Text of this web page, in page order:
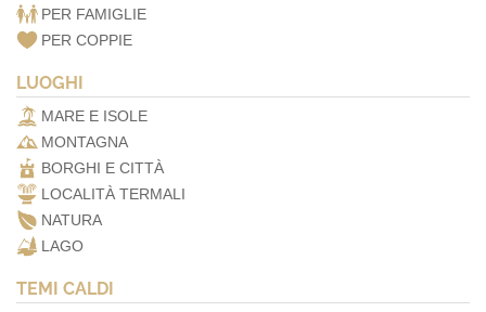
PER FAMIGLIE
PER COPPIE
LUOGHI
MARE E ISOLE
MONTAGNA
BORGHI E CITTÀ
LOCALITÀ TERMALI
NATURA
LAGO
TEMI CALDI